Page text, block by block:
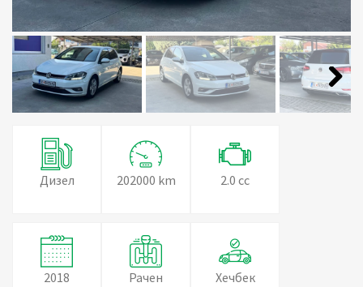
Next
Дизел 202000 km 2.0 cc
2018 Рачен Хечбек